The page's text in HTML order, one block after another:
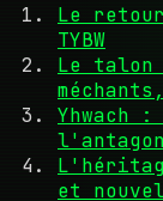
Le
TYBW
Le
Yhwach
et